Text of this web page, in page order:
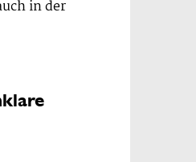
in der